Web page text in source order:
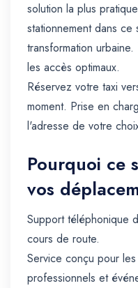
solution la plus
stationnement dans
transformation
les accès optimaux.
Réservez votre taxi
moment. Prise en
l'adresse de votre
Pourquoi ce
vos
Support téléphonique
cours de route.
Service conçu pour
professionnels et